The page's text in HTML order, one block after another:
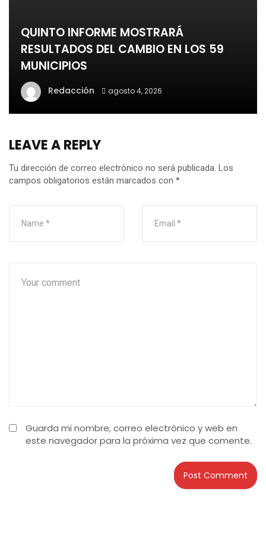
QUINTO INFORME MOSTRARÁ
RESULTADOS DEL CAMBIO EN LOS 59
MUNICIPIOS
Redacción agosto 4, 2026
LEAVE A REPLY
Tu dirección de correo electrónico no será publicada. Los
campos obligatorios están marcados con *
Guarda mi nombre, correo electrónico y web en
este navegador para la próxima vez que comente.